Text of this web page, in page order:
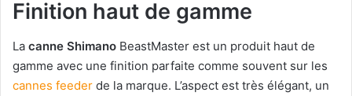
Finition haut de gamme
La canne Shimano BeastMaster est un produit haut de
gamme avec une finition parfaite comme souvent sur les
cannes feeder de la marque. L’aspect est très élégant, un